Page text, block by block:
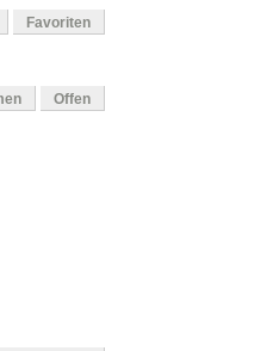
Favoriten
Offen